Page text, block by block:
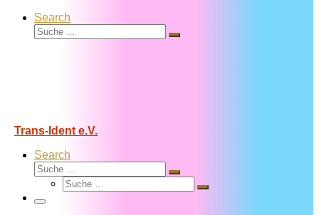
Search
Suche
Suche
Trans-Ident e.V.
Search
Suche
Suche
Suche
Suche
Menü